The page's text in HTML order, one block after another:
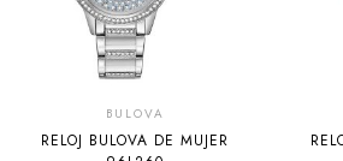
BULOVA
RELOJ BULOVA DE MUJER